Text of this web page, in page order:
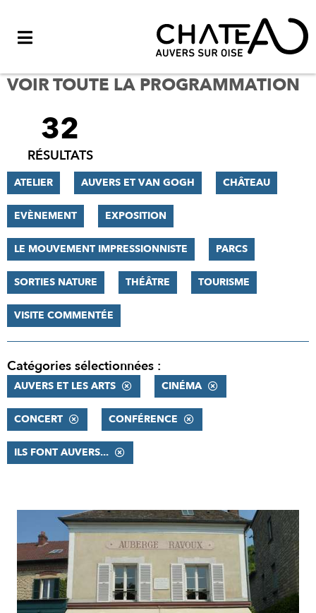
VOIR TOUTE LA PROGRAMMATION
FILTRER
RÉSULTATS
32
RÉSULTATS
ATELIER AUVERS ET VAN GOGH CHÂTEAU
EVÈNEMENT EXPOSITION
LE MOUVEMENT IMPRESSIONNISTE PARCS
SORTIES NATURE THÉÂTRE TOURISME
VISITE COMMENTÉE
Catégories sélectionnées :
AUVERS ET LES ARTS CINÉMA
CONCERT CONFÉRENCE
ILS FONT AUVERS...
RÉSULTATS